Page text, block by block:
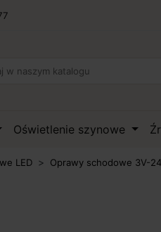
Oświetlenie szynowe
LED Oprawy schodowe 3V-